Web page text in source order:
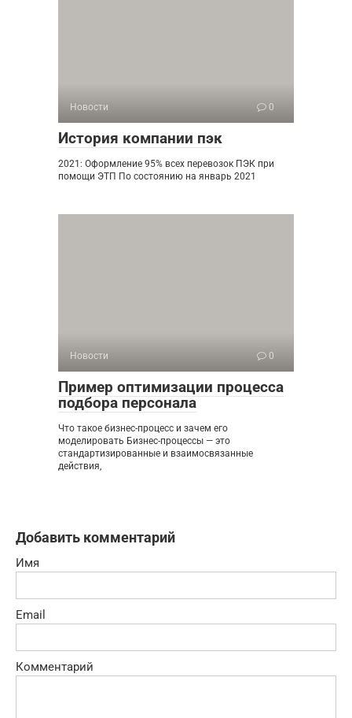
Новости 0
История компании пэк
2021: Оформление 95% всех перевозок ПЭК при
помощи ЭТП По состоянию на январь 2021
Новости 0
Пример оптимизации процесса
подбора персонала
Что такое бизнес-процесс и зачем его
моделировать Бизнес-процессы — это
стандартизированные и взаимосвязанные
действия,
Добавить комментарий
Имя
Email
Комментарий